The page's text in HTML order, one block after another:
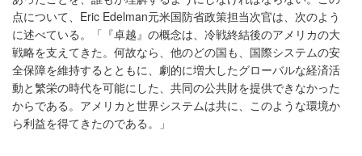
点について、Eric Edelman元米国防省政策担当次官は、次のよう
に述べている。「『卓越』の概念は、冷戦終結後のアメリカの大
戦略を支えてきた。何故なら、他のどの国も、国際システムの安
全保障を維持するとともに、劇的に増大したグローバルな経済活
動と繁栄の時代を可能にした、共同の公共財を提供できなかった
からである。アメリカと世界システムは共に、このような環境か
ら利益を得てきたのである。」